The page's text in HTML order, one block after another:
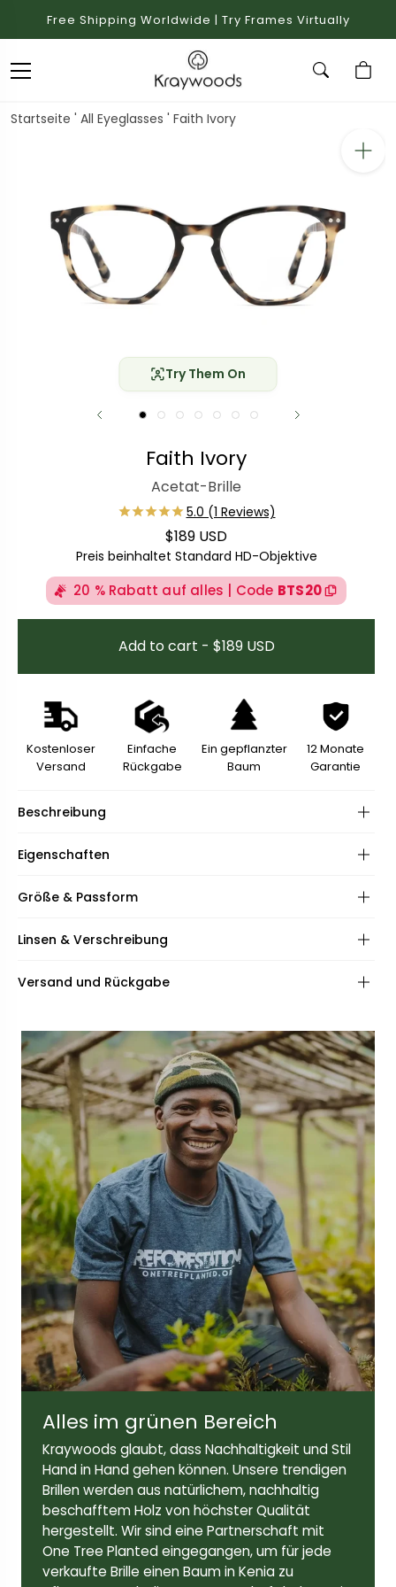
Free Shipping Worldwide | Try Frames Virtually
Startseite ' All Eyeglasses ' Faith Ivory
Try Them On
Faith Ivory
Acetat-Brille
Regulärer Preis
$189 USD
Preis beinhaltet Standard HD-Objektive
20 % Rabatt auf alles | Code BTS20
Add to cart - $189 USD
Kostenloser
Versand
Einfache
Rückgabe
Ein gepflanzter
Baum
12 Monate
Garantie
Beschreibung
Eigenschaften
Rahmen:
Scharniere:
Inklusive:
Größe & Passform
Frame shape:
Rahmenbreite:138mm Breite der Brücke:
Breite der Linse: 51mm Höhe der Linse:42 mm
Linsen & Verschreibung
Linsen:
Beschichtungen:
Qualität:
Versand und Rückgabe
Alles im grünen Bereich
Kraywoods glaubt, dass Nachhaltigkeit und Stil
Hand in Hand gehen können. Unsere trendigen
Brillen werden aus natürlichem, nachhaltig
beschafftem Holz von höchster Qualität
hergestellt. Wir sind eine Partnerschaft mit
One Tree Planted eingegangen, um für jede
verkaufte Brille einen Baum in Kenia zu